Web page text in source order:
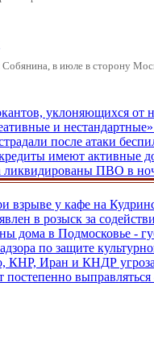
в июле в сторону
уклоняющихся от
и
после атаки
имеют активные
ПВО в
взрыве у кафе на
в розыск за
дома в Подмосковье -
по защите
КНР, Иран и КНДР